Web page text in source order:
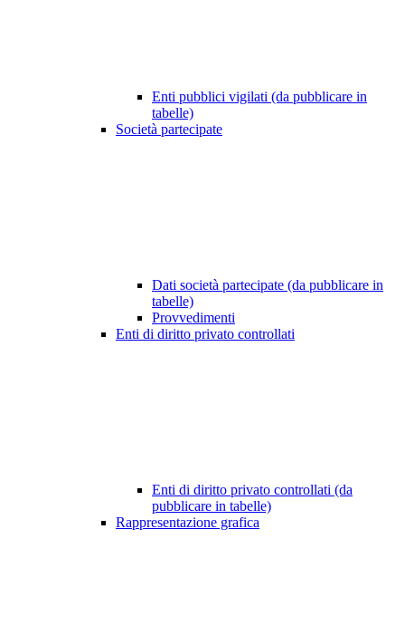
Enti pubblici vigilati (da pubblicare in
tabelle)
Società partecipate
Dati società partecipate (da pubblicare in
tabelle)
Provvedimenti
Enti di diritto privato controllati
Enti di diritto privato controllati (da
pubblicare in tabelle)
Rappresentazione grafica